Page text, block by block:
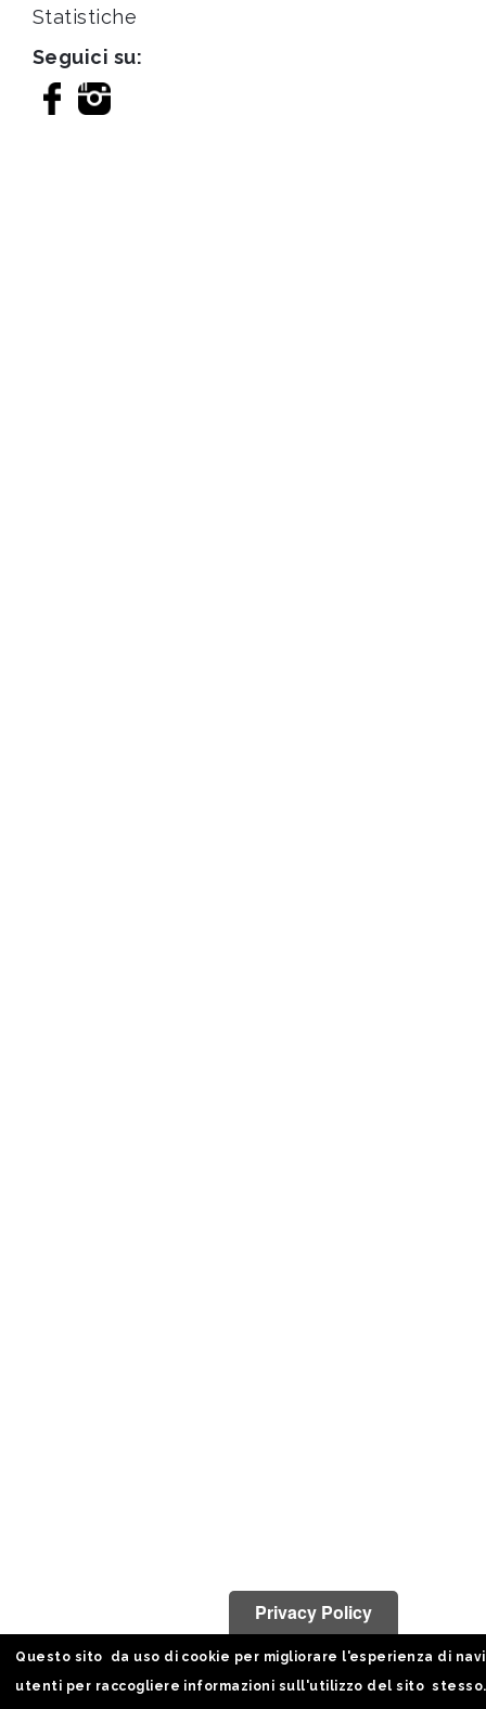
Statistiche
Seguici su:
Privacy Policy
Questo sito da uso di cookie per migliorare l'esperienza di
utenti per raccogliere informazioni sull'utilizzo del sito